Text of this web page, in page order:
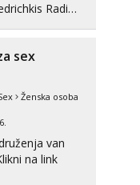
Radim
videa seksa,
sex
Ženska osoba
van